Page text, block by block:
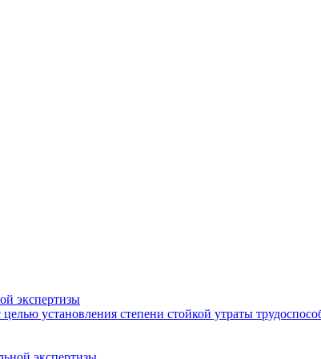
экспертизы
установления степени стойкой утраты